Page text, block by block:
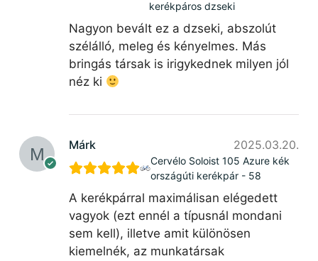
kerékpáros dzseki
Nagyon bevált ez a dzseki, abszolút
szélálló, meleg és kényelmes. Más
bringás társak is irigykednek milyen jól
néz ki
Márk 2025.03.20.
Cervélo Soloist 105 Azure kék
országúti kerékpár - 58
A kerékpárral maximálisan elégedett
vagyok (ezt ennél a típusnál mondani
sem kell), illetve amit különösen
kiemelnék, az munkatársak